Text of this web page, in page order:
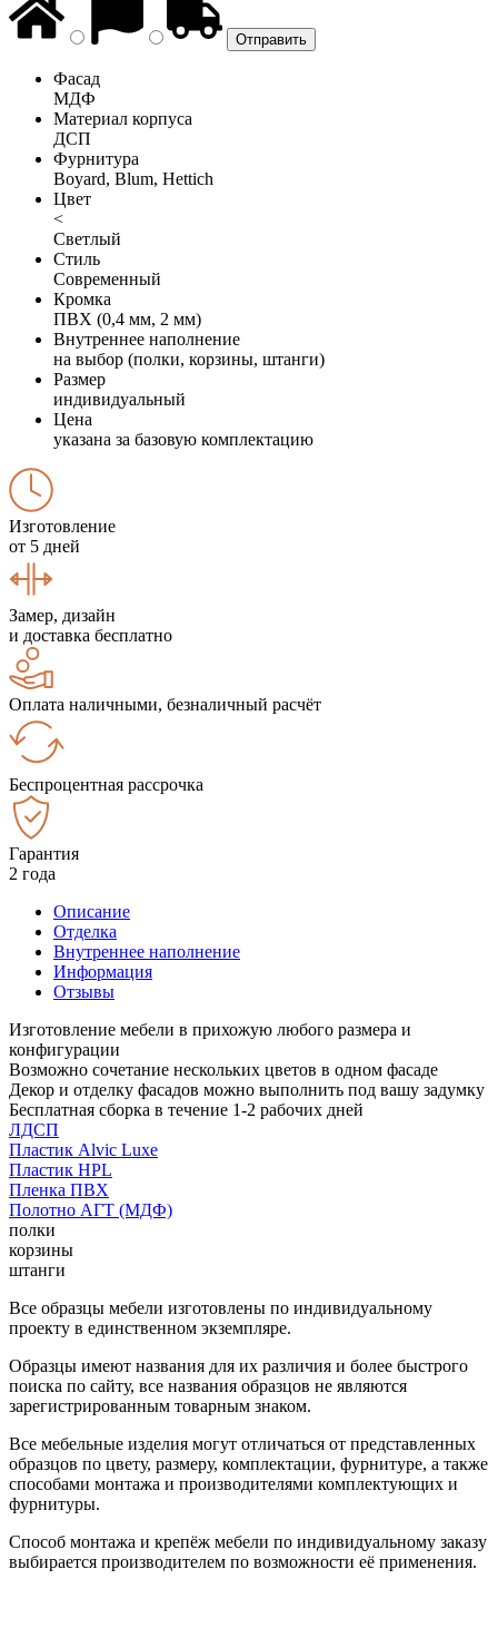
Фасад
МДФ
Материал корпуса
ДСП
Фурнитура
Boyard, Blum, Hettich
Цвет
<
Светлый
Стиль
Современный
Кромка
ПВХ (0,4 мм, 2 мм)
Внутреннее наполнение
на выбор (полки, корзины, штанги)
Размер
индивидуальный
Цена
указана за базовую комплектацию
Изготовление
от 5 дней
Замер, дизайн
и доставка бесплатно
Оплата наличными, безналичный расчёт
Беспроцентная рассрочка
Гарантия
2 года
Описание
Отделка
Внутреннее наполнение
Информация
Отзывы
Изготовление мебели в прихожую любого размера и
конфигурации
Возможно сочетание нескольких цветов в одном фасаде
Декор и отделку фасадов можно выполнить под вашу задумку
Бесплатная сборка в течение 1-2 рабочих дней
ЛДСП
Пластик Alvic Luxe
Пластик HPL
Пленка ПВХ
Полотно АГТ (МДФ)
полки
корзины
штанги
Все образцы мебели изготовлены по индивидуальному
проекту в единственном экземпляре.
Образцы имеют названия для их различия и более быстрого
поиска по сайту, все названия образцов не являются
зарегистрированным товарным знаком.
Все мебельные изделия могут отличаться от представленных
образцов по цвету, размеру, комплектации, фурнитуре, а также
способами монтажа и производителями комплектующих и
фурнитуры.
Способ монтажа и крепёж мебели по индивидуальному заказу
выбирается производителем по возможности её применения.